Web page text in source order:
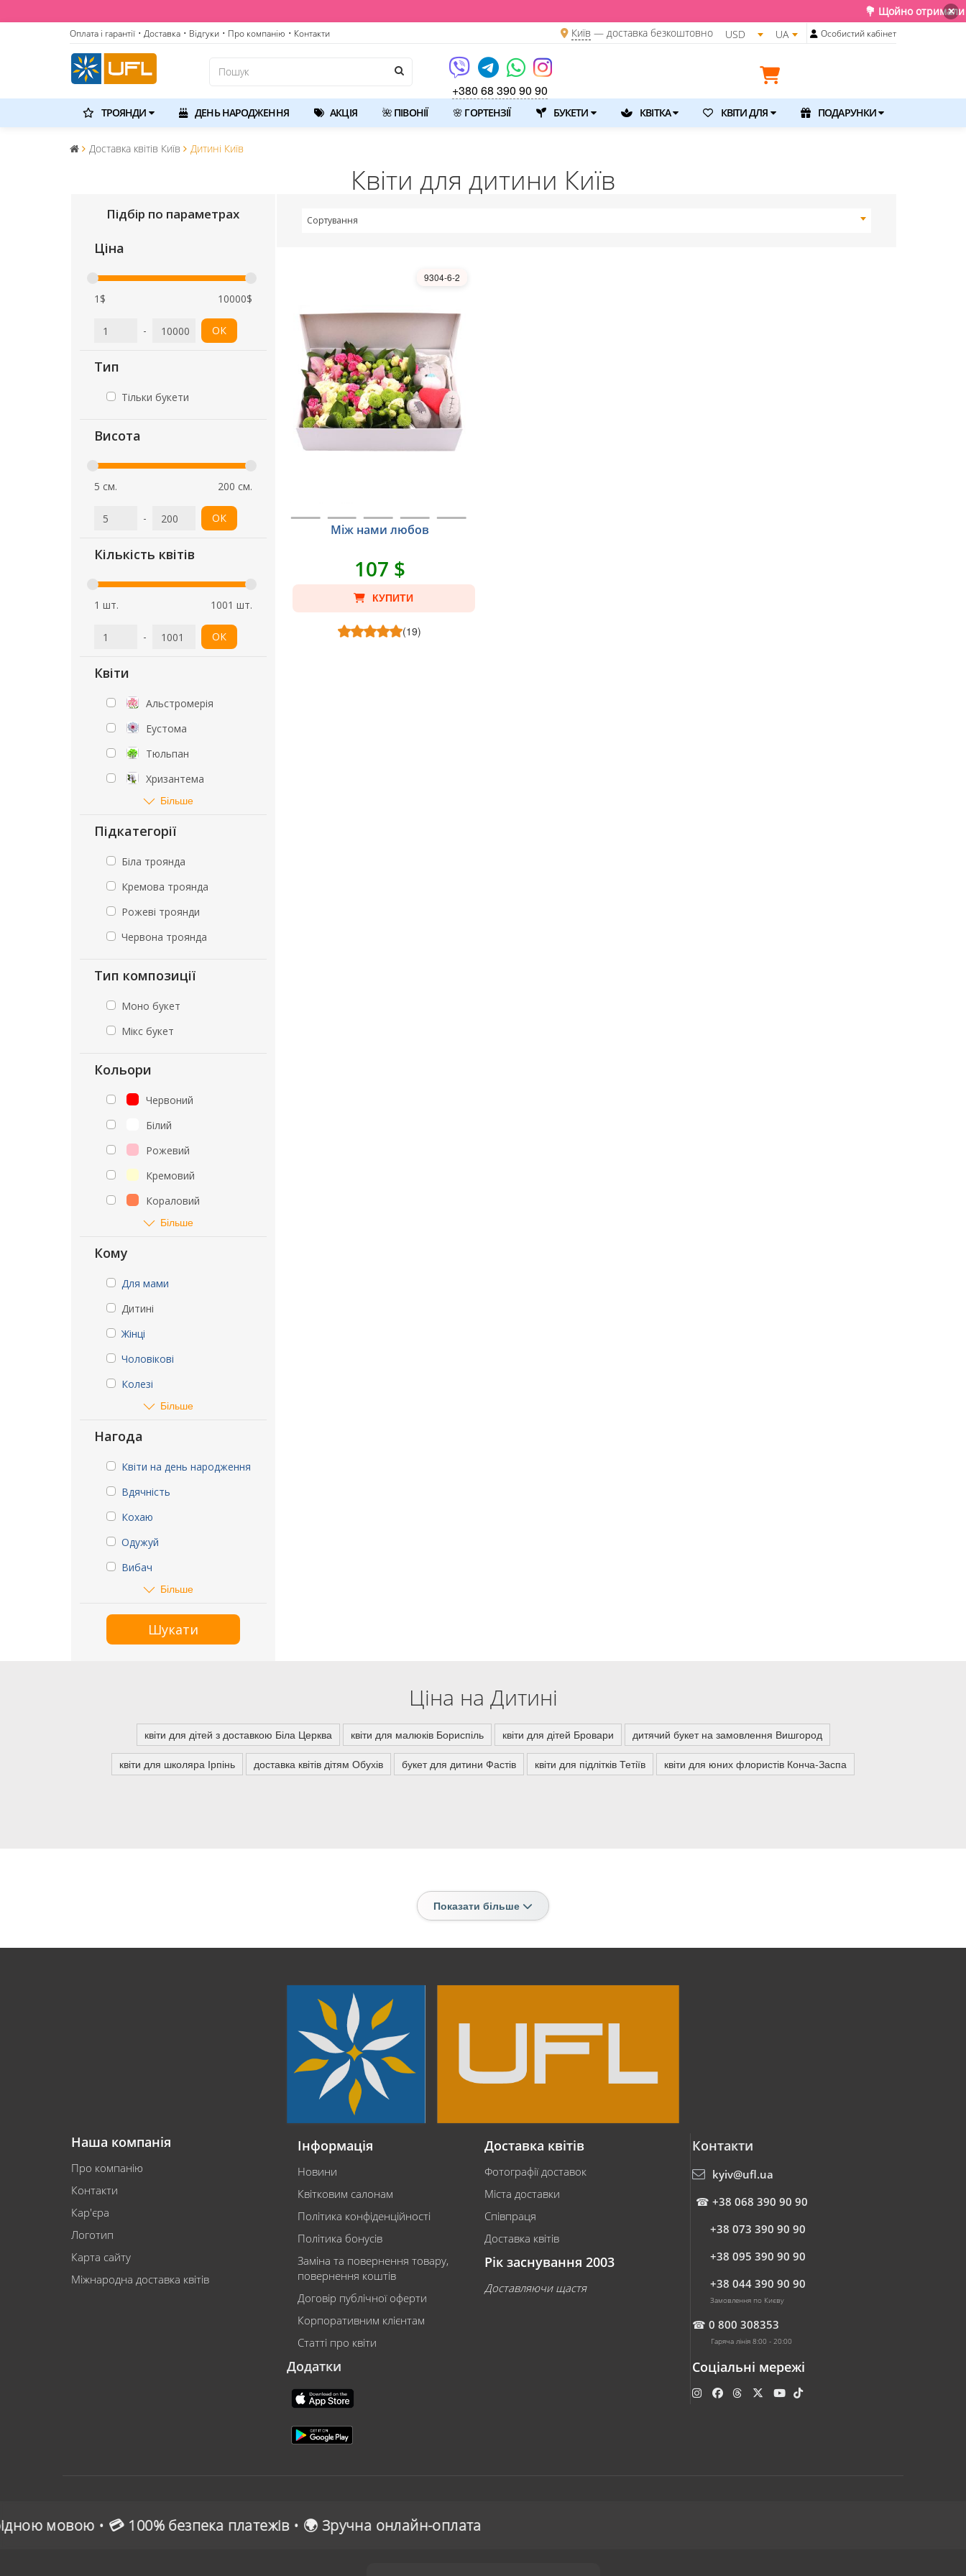
💐 Щойно отримали свіжу
×
Оплата і гарантії • Доставка • Відгуки • Про компанію • Контакти Київ— доставка безкоштовно USD UA Особистий кабінет
+380 68 390 90 90
ТРОЯНДИ ДЕНЬ НАРОДЖЕННЯ АКЦІЯ 🌺 ПІВОНІЇ 🌸 ГОРТЕНЗІЇ БУКЕТИ КВІТКА КВІТИ ДЛЯ ПОДАРУНКИ
Доставка квітів Київ Дитині Київ
Квіти для дитини Київ
Підбір по параметрах
Ціна
1$ 10000$
- ОК
Тип
Тільки букети
Висота
5 см. 200 см.
- ОК
Кількість квітів
1 шт. 1001 шт.
- ОК
Квіти
Альстромерія
Еустома
Тюльпан
Хризантема
Більше
Підкатегорії
Біла троянда
Кремова троянда
Рожеві троянди
Червона троянда
Тип композиції
Моно букет
Мікс букет
Кольори
Червоний
Білий
Рожевий
Кремовий
Кораловий
Більше
Кому
Для мами
Дитині
Жінці
Чоловікові
Колезі
Більше
Нагода
Квіти на день народження
Вдячність
Кохаю
Одужуй
Вибач
Більше
Шукати
Сортування
Між нами любов
9304-6-2
107 $
КУПИТИ
(19)
Ціна на Дитині
квіти для дітей з доставкою Біла Церква квіти для малюків Бориспіль квіти для дітей Бровари дитячий букет на замовлення Вишгород
квіти для школяра Ірпінь доставка квітів дітям Обухів букет для дитини Фастів квіти для підлітків Тетіїв квіти для юних флористів Конча-Заспа
Показати більше
Наша компанія
Про компанію
Контакти
Кар'єра
Логотип
Карта сайту
Міжнародна доставка квітів
Інформація
Новини
Квітковим салонам
Політика конфіденційності
Політика бонусів
Заміна та повернення товару,
повернення коштів
Договір публічної оферти
Корпоративним клієнтам
Статті про квіти
Додатки
Доставка квітів
Фотографії доставок
Міста доставки
Співпраця
Доставка квітів
Рік заснування 2003
Доставляючи щастя
Контакти
kyiv@ufl.ua
☎ +38 068 390 90 90
+38 073 390 90 90
+38 095 390 90 90
+38 044 390 90 90
Замовлення по Києву
☎ 0 800 308353
Гаряча лінія 8:00 - 20:00
Соціальні мережі
100% безпека платежів • 🌍 Зручна онлайн-оплата